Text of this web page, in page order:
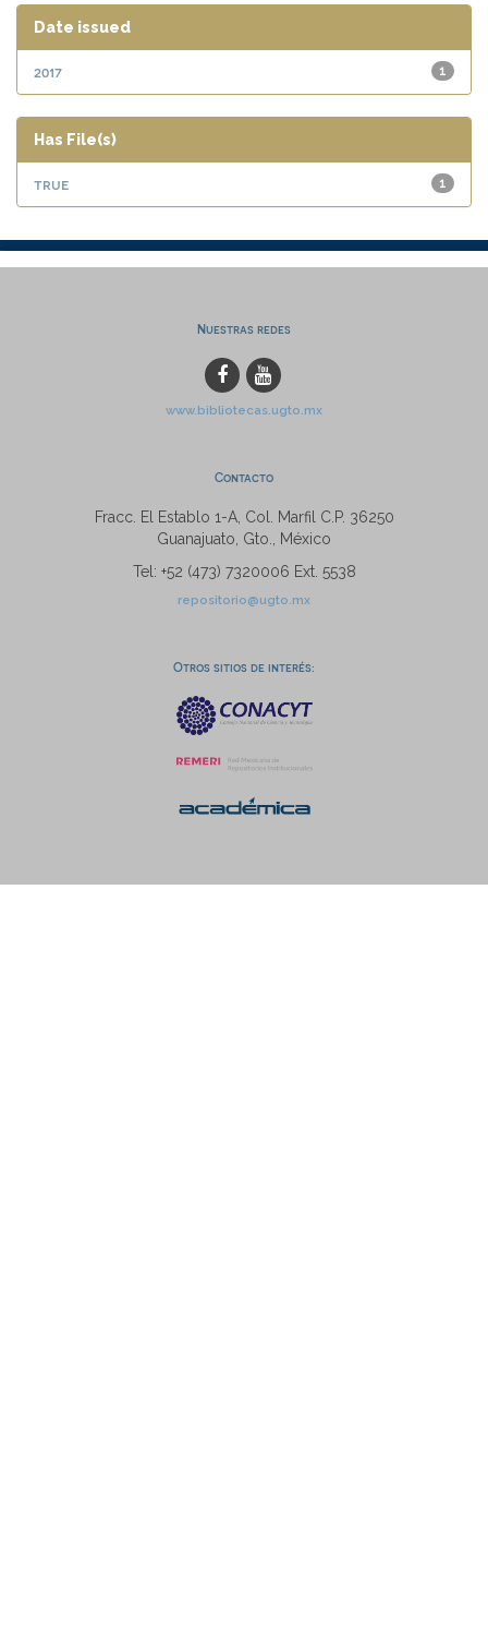
Date issued
1
2017
Has File(s)
1
true
Nuestras redes
www.bibliotecas.ugto.mx
Contacto
Fracc. El Establo 1-A, Col. Marfil C.P. 36250
Guanajuato, Gto., México
Tel: +52 (473) 7320006 Ext. 5538
repositorio@ugto.mx
Otros sitios de interés: